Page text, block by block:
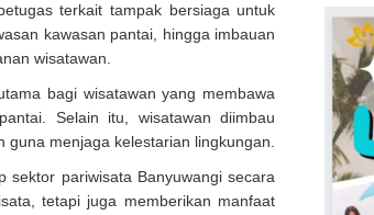
terkait tampak bersiaga untuk
kawasan pantai, hingga imbauan
wisatawan.
bagi wisatawan yang membawa
Selain itu, wisatawan diimbau
menjaga kelestarian lingkungan.
sektor pariwisata Banyuwangi secara
tetapi juga memberikan manfaat